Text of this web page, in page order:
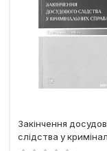
Закінчення
слідства у